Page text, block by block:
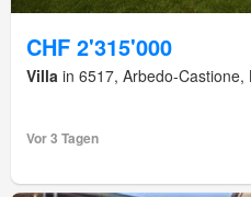
CHF 2'315'000
Villa in 6517, Arbedo-Castione,
Vor 3 Tagen